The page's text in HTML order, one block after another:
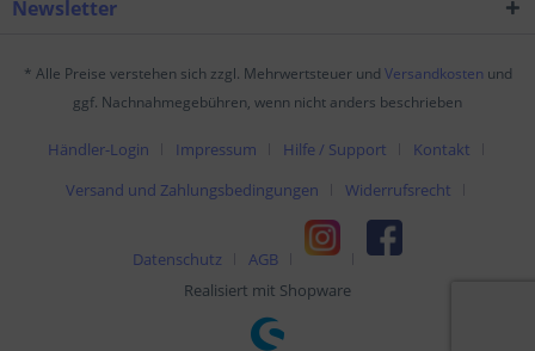
Newsletter
* Alle Preise verstehen sich zzgl. Mehrwertsteuer und Versandkosten und
ggf. Nachnahmegebühren, wenn nicht anders beschrieben
Händler-Login Impressum Hilfe / Support
Kontakt
Versand und Zahlungsbedingungen
Widerrufsrecht
Datenschutz
AGB
Realisiert mit Shopware